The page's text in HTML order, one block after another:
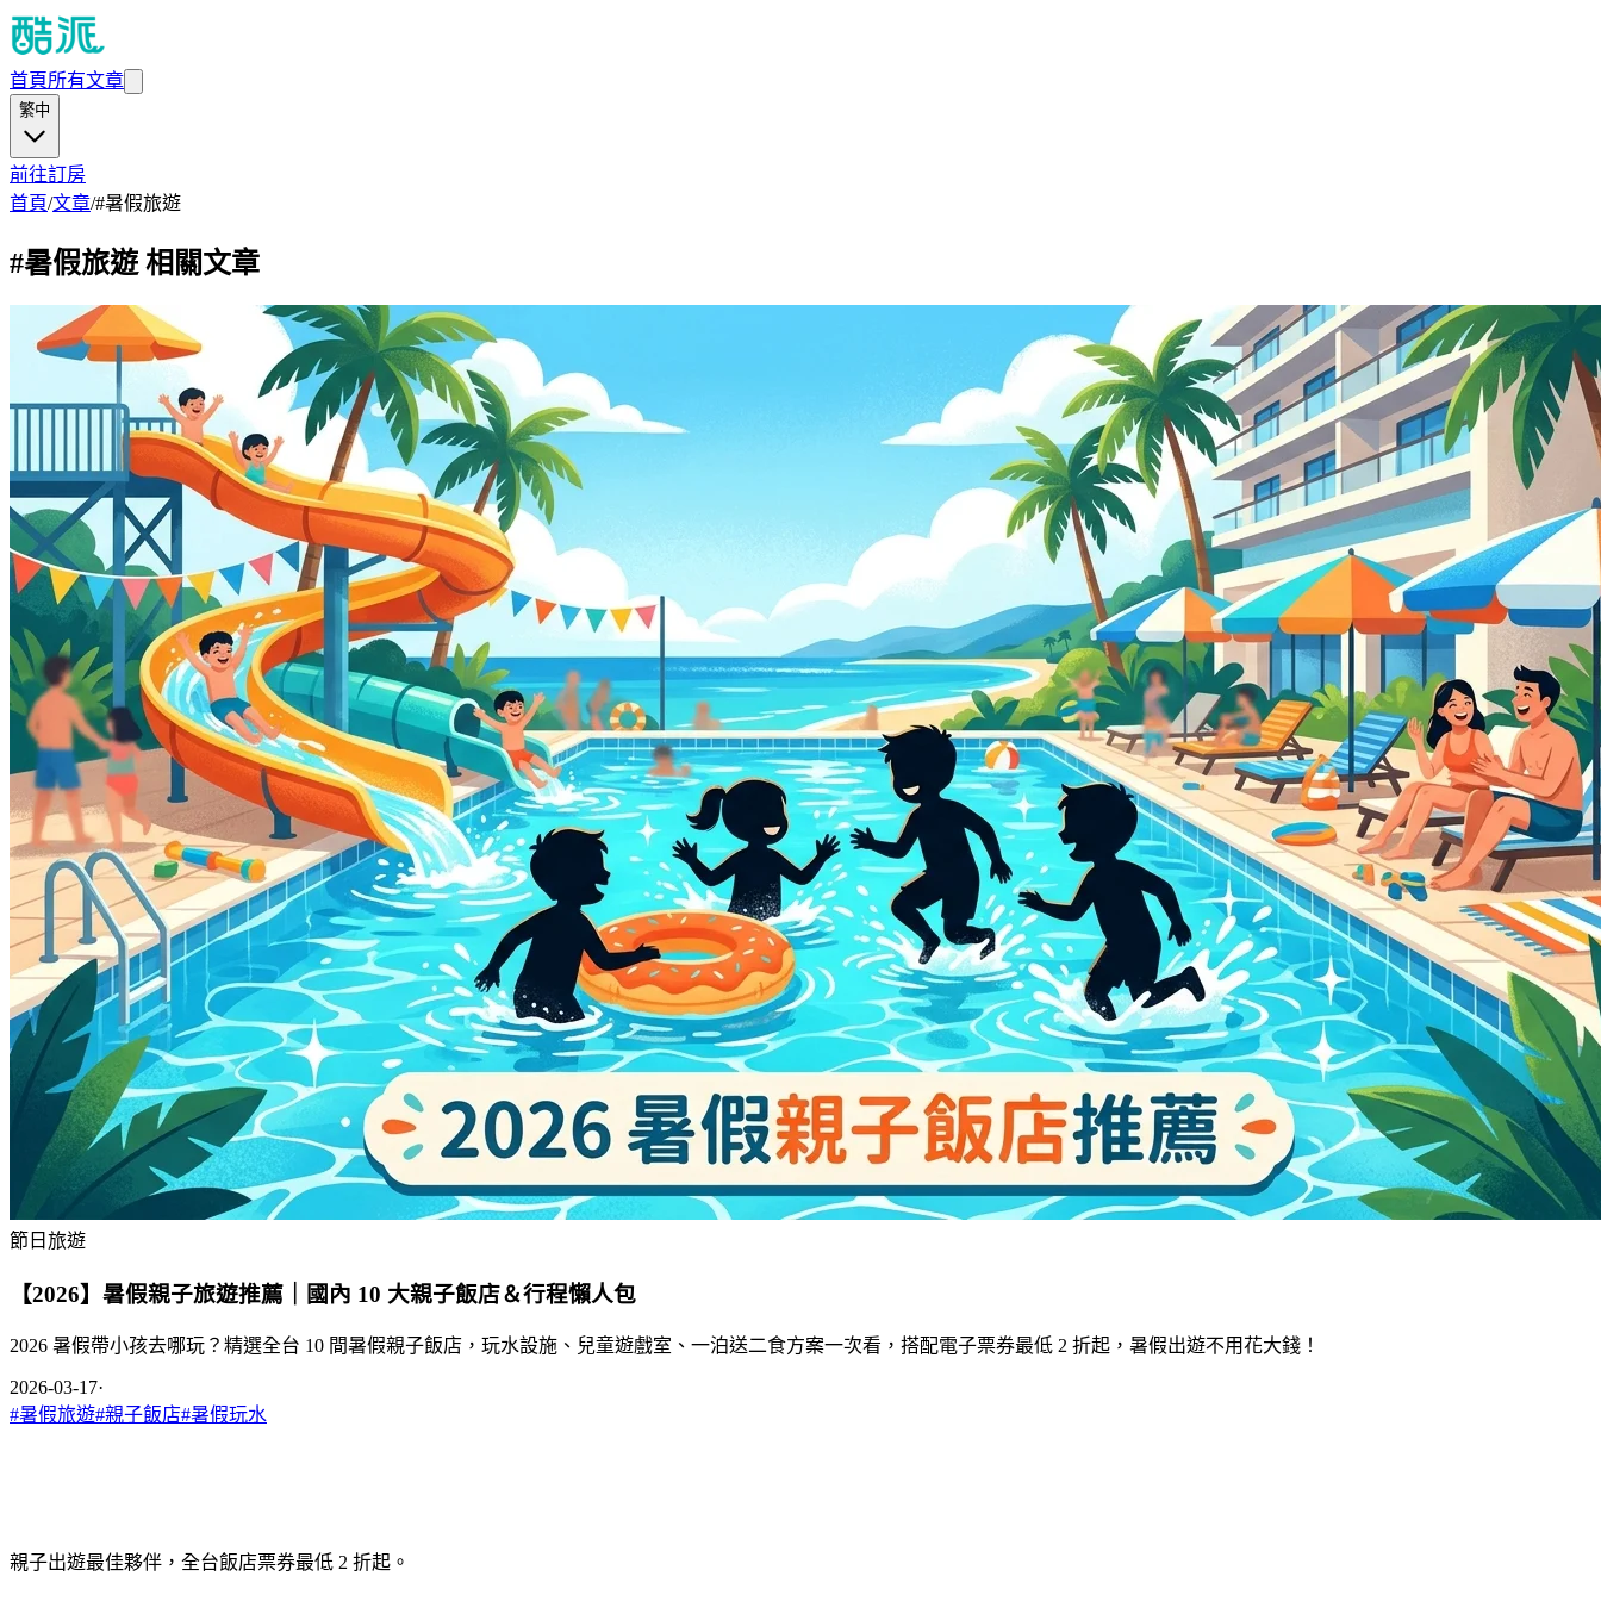
首頁所有文章
繁中
前往訂房
首頁/文章/#暑假旅遊
#暑假旅遊 相關文章
節日旅遊
【2026】暑假親子旅遊推薦｜國內 10 大親子飯店＆行程懶人包
2026 暑假帶小孩去哪玩？精選全台 10 間暑假親子飯店，玩水設施、兒童遊戲室、一泊送二食方案一次看，搭配電子票券最低 2 折起，暑假出遊不用花大錢！
2026-03-17·
#暑假旅遊#親子飯店#暑假玩水
親子出遊最佳夥伴，全台飯店票券最低 2 折起。